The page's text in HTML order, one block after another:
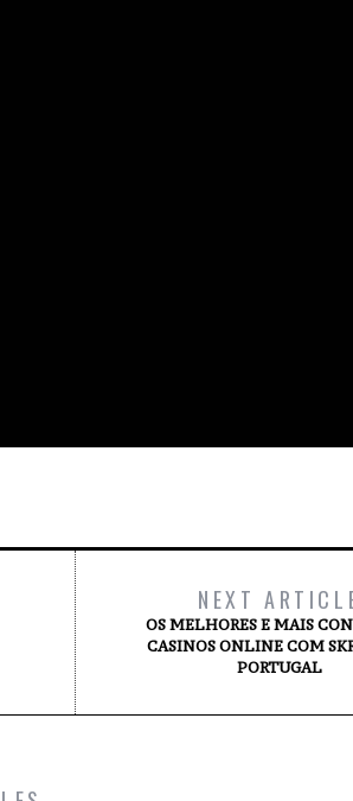
NEXT
OS MELHORES E MAIS
CASINOS ONLINE COM
PORTUGAL